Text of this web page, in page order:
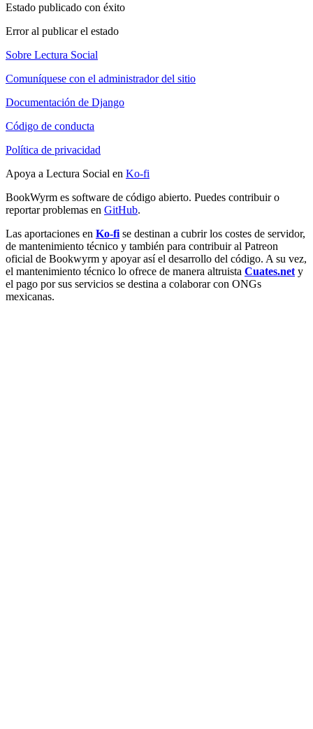
Estado publicado con éxito
Error al publicar el estado
Sobre Lectura Social
Comuníquese con el administrador del sitio
Documentación de Django
Código de conducta
Política de privacidad
Apoya a Lectura Social en Ko-fi
BookWyrm es software de código abierto. Puedes contribuir o
reportar problemas en GitHub.
Las aportaciones en Ko-fi se destinan a cubrir los costes de servidor,
de mantenimiento técnico y también para contribuir al Patreon
oficial de Bookwyrm y apoyar así el desarrollo del código. A su vez,
el mantenimiento técnico lo ofrece de manera altruista Cuates.net y
el pago por sus servicios se destina a colaborar con ONGs
mexicanas.